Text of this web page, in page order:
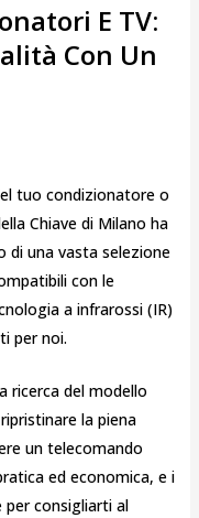
E TV:
Con Un
tuo condizionatore o
Chiave di Milano ha
di una vasta selezione
con le
a infrarossi (IR)
per noi.
ricerca del modello
la piena
un telecomando
ed economica, e i
consigliarti al